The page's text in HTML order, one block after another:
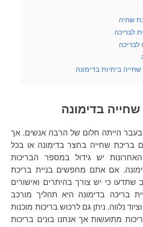
שחיה
לבריכה
לבריכה
שחייה ביתיות בדימונה
שחייה בדימונה
בעבר הייתה חלום של הרבה אנשים. אך
בריכת שחייה בחצר בדימונה או בכל
יש גידול במספר הבריכות
אם אתם מחפשים בניית בריכת
שתדעו כי יש צורך בהיתרים ואישורים
בריכה בדימונה היא תהליך מורכב
נלווה. ניתן גם לרכוש בריכות מוכנות
מתועשות אך אנחנו בונים בריכות